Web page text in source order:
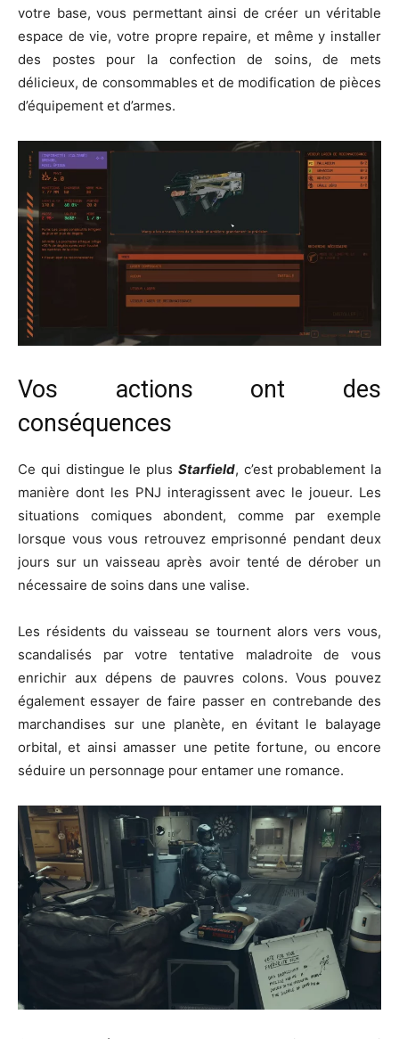
votre base, vous permettant ainsi de créer un véritable
espace de vie, votre propre repaire, et même y installer
des postes pour la confection de soins, de mets
délicieux, de consommables et de modification de pièces
d’équipement et d’armes.
Vos actions ont des
conséquences
Ce qui distingue le plus Starfield, c’est probablement la
manière dont les PNJ interagissent avec le joueur. Les
situations comiques abondent, comme par exemple
lorsque vous vous retrouvez emprisonné pendant deux
jours sur un vaisseau après avoir tenté de dérober un
nécessaire de soins dans une valise.
Les résidents du vaisseau se tournent alors vers vous,
scandalisés par votre tentative maladroite de vous
enrichir aux dépens de pauvres colons. Vous pouvez
également essayer de faire passer en contrebande des
marchandises sur une planète, en évitant le balayage
orbital, et ainsi amasser une petite fortune, ou encore
séduire un personnage pour entamer une romance.